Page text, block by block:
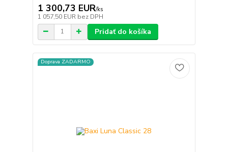
1 300,73 EUR/ks
1 057,50 EUR bez DPH
Pridať do košíka
Doprava ZADARMO